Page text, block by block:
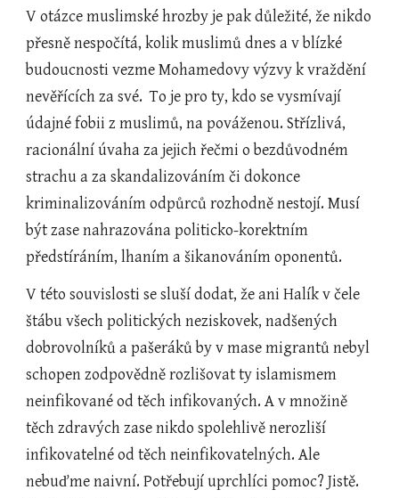
V otázce muslimské hrozby je pak důležité, že nikdo
přesně nespočítá, kolik muslimů dnes a v blízké
budoucnosti vezme Mohamedovy výzvy k vraždění
nevěřících za své.  To je pro ty, kdo se vysmívají
údajné fobii z muslimů, na pováženou. Střízlivá,
racionální úvaha za jejich řečmi o bezdůvodném
strachu a za skandalizováním či dokonce
kriminalizováním odpůrců rozhodně nestojí. Musí
být zase nahrazována politicko-korektním
předstíráním, lhaním a šikanováním oponentů.
V této souvislosti se sluší dodat, že ani Halík v čele
štábu všech politických neziskovek, nadšených
dobrovolníků a pašeráků by v mase migrantů nebyl
schopen zodpovědně rozlišovat ty islamismem
neinfikované od těch infikovaných. A v množině
těch zdravých zase nikdo spolehlivě nerozliší
infikovatelné od těch neinfikovatelných. Ale
nebuďme naivní. Potřebují uprchlíci pomoc? Jistě.